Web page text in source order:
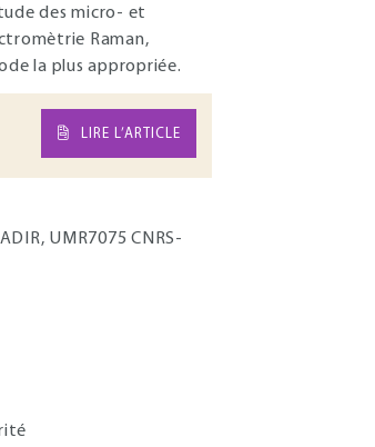
des micro- et
Raman,
la plus appropriée.
LIRE L’ARTICLE
UMR7075 CNRS-